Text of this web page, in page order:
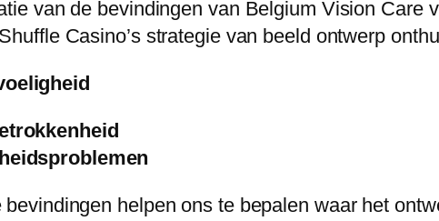
van de bevindingen van Belgium Vision
Casino’s strategie van beeld ontwerp
helpen ons te bepalen waar het